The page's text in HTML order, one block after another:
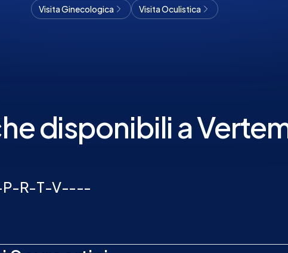
Visita Ginecologica
Visita Oculistica
disponibili a
P-R-T-V----